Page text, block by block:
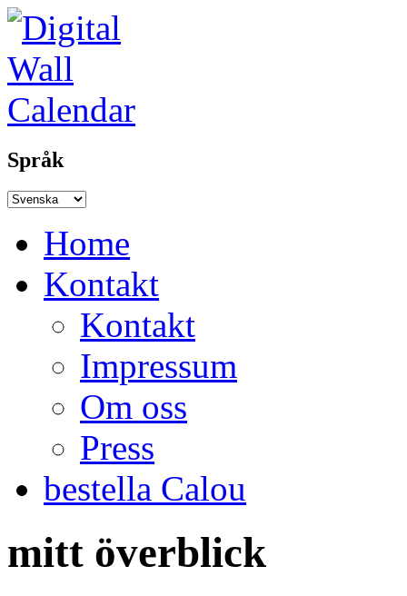
Språk
Home
Kontakt
Kontakt
Impressum
Om oss
Press
bestella Calou
mitt överblick